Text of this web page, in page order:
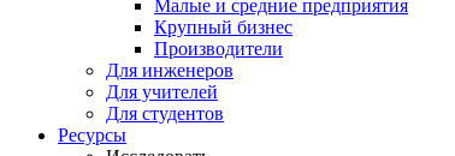
Малые и средние предприятия
Крупный бизнес
Производители
Для инженеров
Для учителей
Для студентов
Ресурсы